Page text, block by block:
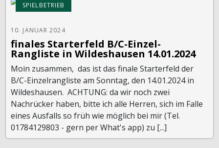
SPIELBETRIEB
10. JANUAR 2024
finales Starterfeld B/C-Einzel-
Rangliste in Wildeshausen 14.01.2024
Moin zusammen, das ist das finale Starterfeld der
B/C-Einzelrangliste am Sonntag, den 14.01.2024 in
Wildeshausen. ACHTUNG: da wir noch zwei
Nachrücker haben, bitte ich alle Herren, sich im Falle
eines Ausfalls so früh wie möglich bei mir (Tel.
01784129803 - gern per What's app) zu [...]